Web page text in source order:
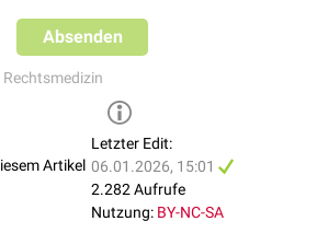
Absenden
Rechtsmedizin
Artikel
Letzter Edit:
06.01.2026, 15:01
2.282 Aufrufe
Nutzung: BY-NC-SA